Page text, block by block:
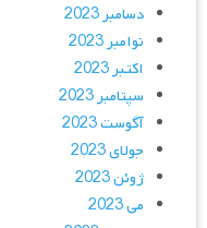
دسامبر 2023
نوامبر 2023
اکتبر 2023
سپتامبر 2023
آگوست 2023
جولای 2023
ژوئن 2023
می 2023